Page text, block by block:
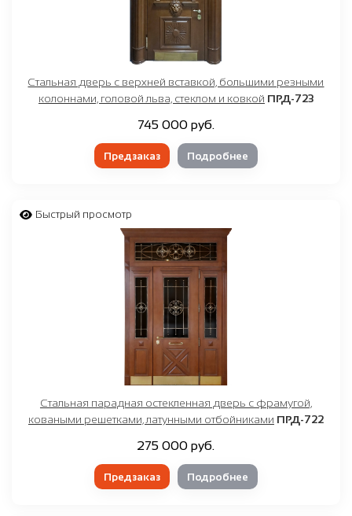
Стальная дверь с верхней вставкой, большими резными
колоннами, головой льва, стеклом и ковкой ПРД-723
745 000 руб.
Предзаказ Подробнее
Быстрый просмотр
Стальная парадная остекленная дверь с фрамугой,
коваными решетками, латунными отбойниками ПРД-722
275 000 руб.
Предзаказ Подробнее